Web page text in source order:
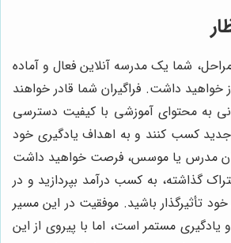
شما یک مدرسه آنلاین فعال و آماده
داشت. فراگیران شما قادر خواهند
به محتوای آموزشی با کیفیت دسترسی
جدید کسب کنند و به اهداف یادگیری خود
مدرس یا موسس، فرصت خواهید داشت
گذاشته، به کسب درآمد بپردازید و در
تأثیرگذار باشید. موفقیت در این مسیر
یادگیری مستمر است، اما با پیروی از این